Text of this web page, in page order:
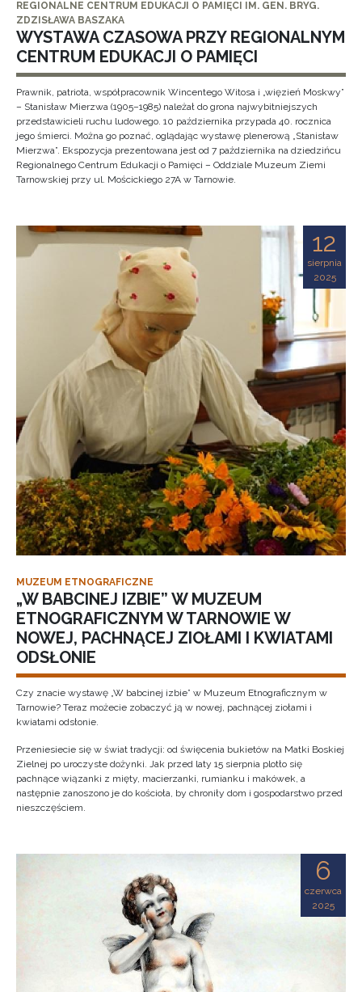
REGIONALNE CENTRUM EDUKACJI O PAMIĘCI IM. GEN. BRYG.
ZDZISŁAWA BASZAKA
WYSTAWA CZASOWA PRZY REGIONALNYM
CENTRUM EDUKACJI O PAMIĘCI
Prawnik, patriota, współpracownik Wincentego Witosa i „więzień Moskwy”
– Stanisław Mierzwa (1905–1985) należał do grona najwybitniejszych
przedstawicieli ruchu ludowego. 10 października przypada 40. rocznica
jego śmierci. Można go poznać, oglądając wystawę plenerową „Stanisław
Mierzwa”. Ekspozycja prezentowana jest od 7 października na dziedzińcu
Regionalnego Centrum Edukacji o Pamięci – Oddziale Muzeum Ziemi
Tarnowskiej przy ul. Mościckiego 27A w Tarnowie.
12
sierpnia
2025
MUZEUM ETNOGRAFICZNE
„W BABCINEJ IZBIE” W MUZEUM
ETNOGRAFICZNYM W TARNOWIE W
NOWEJ, PACHNĄCEJ ZIOŁAMI I KWIATAMI
ODSŁONIE
Czy znacie wystawę „W babcinej izbie” w Muzeum Etnograficznym w
Tarnowie? Teraz możecie zobaczyć ją w nowej, pachnącej ziołami i
kwiatami odsłonie.
Przeniesiecie się w świat tradycji: od święcenia bukietów na Matki Boskiej
Zielnej po uroczyste dożynki. Jak przed laty 15 sierpnia plotło się
pachnące wiązanki z mięty, macierzanki, rumianku i makówek, a
następnie zanoszono je do kościoła, by chroniły dom i gospodarstwo przed
nieszczęściem.
6
czerwca
2025